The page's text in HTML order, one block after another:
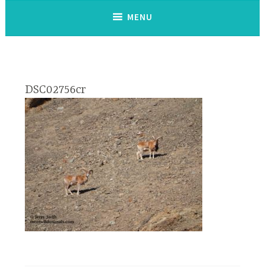
MENU
DSC02756cr